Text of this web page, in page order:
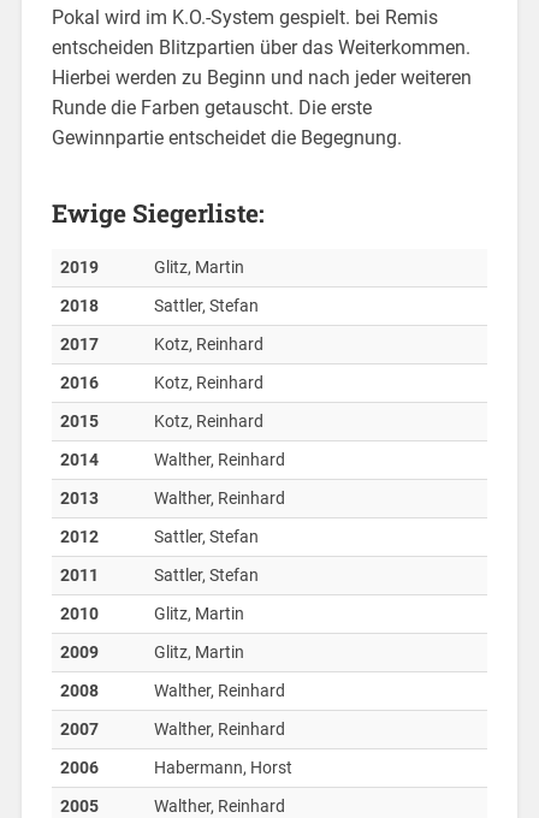
Pokal wird im K.O.-System gespielt. bei Remis
entscheiden Blitzpartien über das Weiterkommen.
Hierbei werden zu Beginn und nach jeder weiteren
Runde die Farben getauscht. Die erste
Gewinnpartie entscheidet die Begegnung.
Ewige Siegerliste:
2019
Glitz, Martin
2018
Sattler, Stefan
2017
Kotz, Reinhard
2016
Kotz, Reinhard
2015
Kotz, Reinhard
2014
Walther, Reinhard
2013
Walther, Reinhard
2012
Sattler, Stefan
2011
Sattler, Stefan
2010
Glitz, Martin
2009
Glitz, Martin
2008
Walther, Reinhard
2007
Walther, Reinhard
2006
Habermann, Horst
2005
Walther, Reinhard